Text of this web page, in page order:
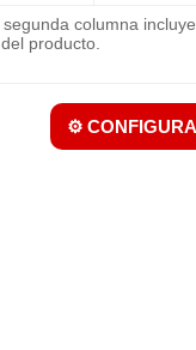
columna
producto.
⚙️